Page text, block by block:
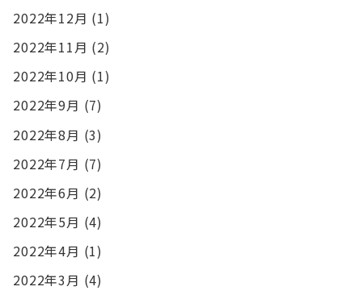
2022年12月 (1)
2022年11月 (2)
2022年10月 (1)
2022年9月 (7)
2022年8月 (3)
2022年7月 (7)
2022年6月 (2)
2022年5月 (4)
2022年4月 (1)
2022年3月 (4)